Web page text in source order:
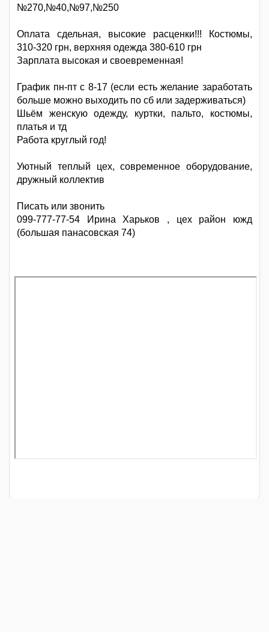
№270,№40,№97,№250
Оплата сдельная, высокие расценки!!! Костюмы,
310-320 грн, верхняя одежда 380-610 грн
Зарплата высокая и своевременная!
График пн-пт с 8-17 (если есть желание заработать
больше можно выходить по сб или задерживаться)
Шьём женскую одежду, куртки, пальто, костюмы,
платья и тд
Работа круглый год!
Уютный теплый цех, современное оборудование,
дружный коллектив
Писать или звонить
099-777-77-54 Ирина Харьков , цех район южд
(большая панасовская 74)